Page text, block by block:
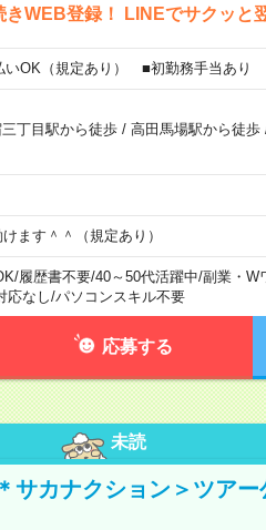
WEB登録！ LINEでサクッと
OK（規定あり） ■初勤務手当あり
三丁目駅から徒歩/ 高田馬場駅から徒歩
ます＾＾（規定あり）
/履歴書不要/40～50代活躍中/副業・W
応なし/パソコンスキル不要
応募する
未読
サカナクション＞ツア